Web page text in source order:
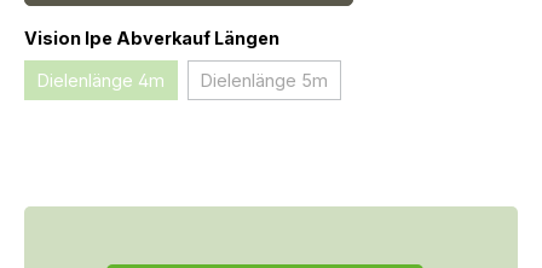
Vision Ipe Abverkauf Längenauswählen
Dielenlänge 4m(Diese Option ist zurzeit nicht verfügbar.)
Dielenlänge 5m(Diese Option ist zurzeit nicht